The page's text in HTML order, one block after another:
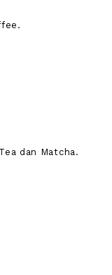
dan Matcha.